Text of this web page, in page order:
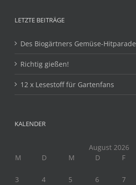
LETZTE BEITRÄGE
Des Biogärtners Gemüse-Hitparade
Richtig gießen!
12 x Lesestoff für Gartenfans
KALENDER
August 2026
M
D M D F
3
4 5 6 7